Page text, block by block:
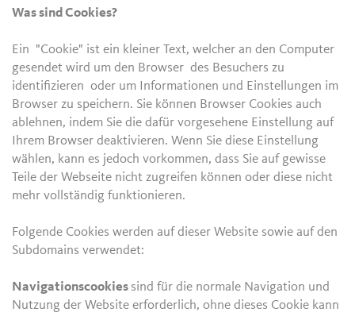
Was sind Cookies?
Ein "Cookie" ist ein kleiner Text, welcher an den Computer
gesendet wird um den Browser des Besuchers zu
identifizieren oder um Informationen und Einstellungen im
Browser zu speichern. Sie können Browser Cookies auch
ablehnen, indem Sie die dafür vorgesehene Einstellung auf
Ihrem Browser deaktivieren. Wenn Sie diese Einstellung
wählen, kann es jedoch vorkommen, dass Sie auf gewisse
Teile der Webseite nicht zugreifen können oder diese nicht
mehr vollständig funktionieren.
Folgende Cookies werden auf dieser Website sowie auf den
Subdomains verwendet:
Navigationscookies sind für die normale Navigation und
Nutzung der Website erforderlich, ohne dieses Cookie kann